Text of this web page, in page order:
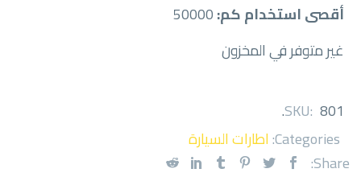
أقصى استخدام كم:
غير متوفر في المخزون
SKU: 801
.
Categories: اطارات السيارة
Share: